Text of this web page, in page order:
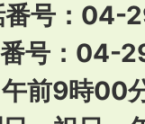
番号：04-
番号：04-
前9時00